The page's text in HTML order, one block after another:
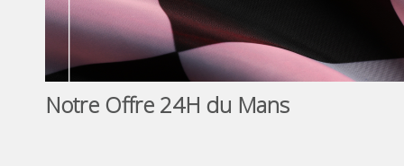
Notre Offre 24H du Mans